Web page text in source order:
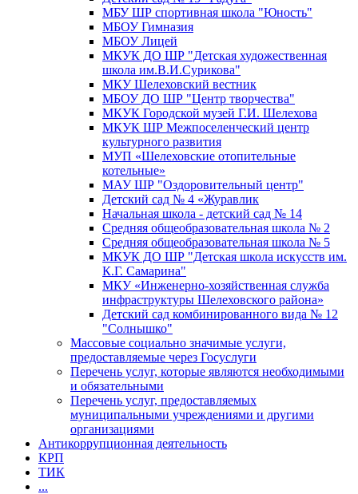
МБУ ШР спортивная школа "Юность"
МБОУ Гимназия
МБОУ Лицей
МКУК ДО ШР "Детская художественная
школа им.В.И.Сурикова"
МКУ Шелеховский вестник
МБОУ ДО ШР "Центр творчества"
МКУК Городской музей Г.И. Шелехова
МКУК ШР Межпоселенческий центр
культурного развития
МУП «Шелеховские отопительные
котельные»
МАУ ШР "Оздоровительный центр"
Детский сад № 4 «Журавлик
Начальная школа - детский сад № 14
Средняя общеобразовательная школа № 2
Средняя общеобразовательная школа № 5
МКУК ДО ШР "Детская школа искусств им.
К.Г. Самарина"
МКУ «Инженерно-хозяйственная служба
инфраструктуры Шелеховского района»
Детский сад комбинированного вида № 12
"Солнышко"
Массовые социально значимые услуги,
предоставляемые через Госуслуги
Перечень услуг, которые являются необходимыми
и обязательными
Перечень услуг, предоставляемых
муниципальными учреждениями и другими
организациями
Антикоррупционная деятельность
КРП
ТИК
...